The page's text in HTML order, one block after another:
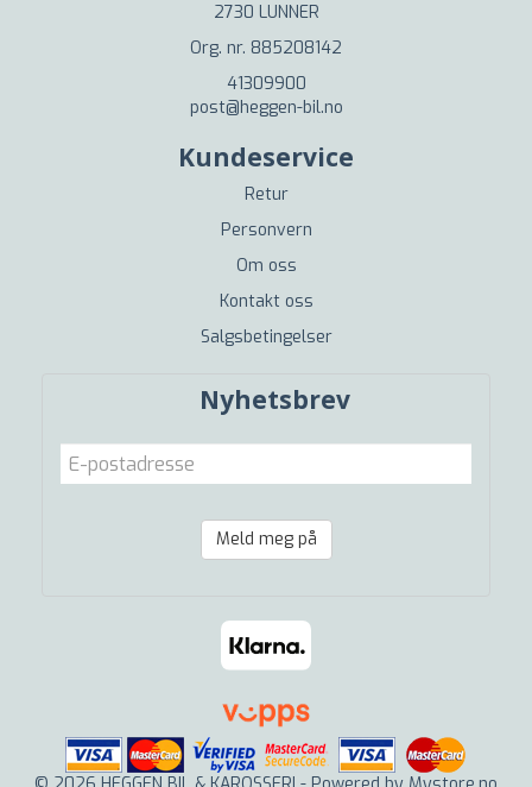
2730 LUNNER
Org. nr. 885208142
41309900
post@heggen-bil.no
Kundeservice
Retur
Personvern
Om oss
Kontakt oss
Salgsbetingelser
Nyhetsbrev
Meld meg på